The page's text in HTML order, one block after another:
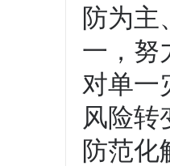
防为主
一，努
对单一
风险转
防范化